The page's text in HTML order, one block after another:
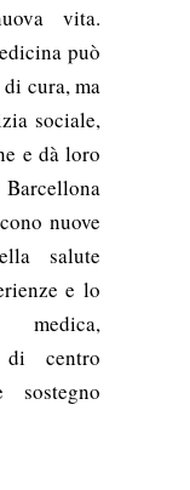
vita.
può
cura, ma
sociale,
e dà loro
nuove
salute
e lo
centro